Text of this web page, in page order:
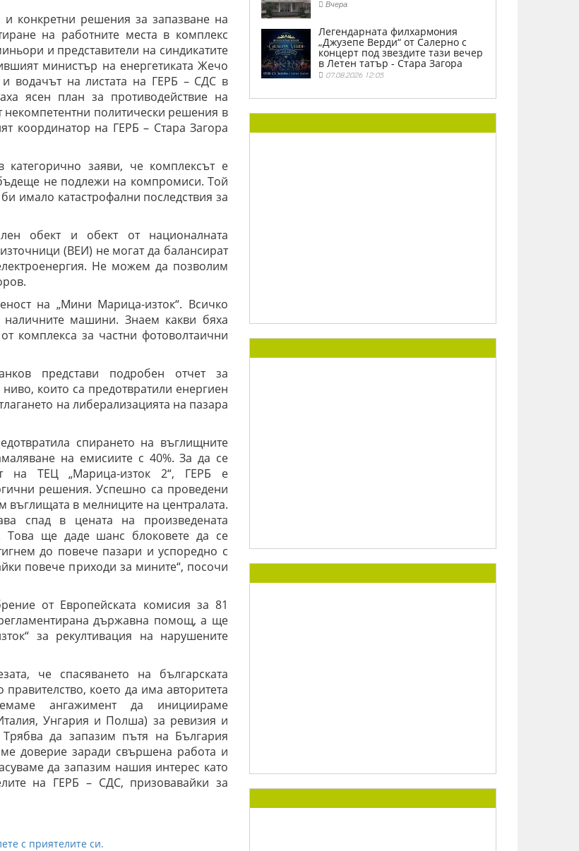
и конкретни решения за запазване на
на работните места в комплекс
и представители на синдикатите
министър на енергетиката Жечо
водачът на листата на ГЕРБ – СДС в
ясен план за противодействие на
политически решения в
координатор на ГЕРБ – Стара Загора
заяви, че комплексът е
не подлежи на компромиси. Той
имало катастрофални последствия за
обект и обект от националната
(ВЕИ) не могат да балансират
Не можем да позволим
на „Мини Марица-изток“. Всичко
машини. Знаем какви бяха
комплекса за частни фотоволтаични
представи подробен отчет за
които са предотвратили енергиен
на либерализацията на пазара
спирането на въглищните
на емисиите с 40%. За да се
на ТЕЦ „Марица-изток 2“, ГЕРБ е
решения. Успешно са проведени
въглищата в мелниците на централата.
спад в цената на произведената
Това ще даде шанс блоковете да се
до повече пазари и успоредно с
повече приходи за мините“, посочи
от Европейската комисия за 81
държавна помощ, а ще
за рекултивация на нарушените
че спасяването на българската
което да има авторитета
ангажимент да инициираме
Унгария и Полша) за ревизия и
да запазим пътя на България
доверие заради свършена работа и
да запазим нашия интерес като
на ГЕРБ – СДС, призовавайки за
с приятелите си.
Вчера
Легендарната филхармония
„Джузепе Верди“ от Салерно с
концерт под звездите тази вечер
в Летен татър - Стара Загора
07.08.2026 12:05